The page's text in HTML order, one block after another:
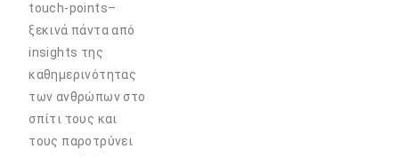
touch-points–
ξεκινά πάντα από
insights της
καθημερινότητας
των ανθρώπων στο
σπίτι τους και
τους παροτρύνει